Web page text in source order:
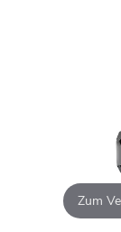
Zum